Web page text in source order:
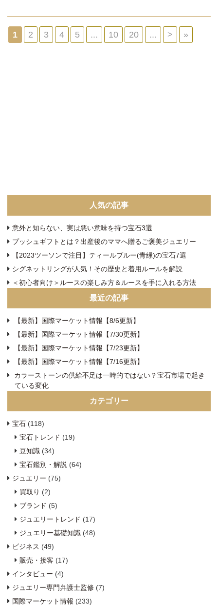
1 2 3 4 5 ... 10 20 ... > »
人気の記事
意外と知らない、実は悪い意味を持つ宝石3選
プッシュギフトとは？出産後のママへ贈るご褒美ジュエリー
【2023ツーソンで注目】ティールブルー(青緑)の宝石7選
シグネットリングが人気！その歴史と着用ルールを解説
＜初心者向け＞ルースの楽しみ方＆ルースを手に入れる方法
最近の記事
【最新】国際マーケット情報【8/6更新】
【最新】国際マーケット情報【7/30更新】
【最新】国際マーケット情報【7/23更新】
【最新】国際マーケット情報【7/16更新】
カラーストーンの供給不足は一時的ではない？宝石市場で起き
ている変化
カテゴリー
宝石 (118)
宝石トレンド (19)
豆知識 (34)
宝石鑑別・解説 (64)
ジュエリー (75)
買取り (2)
ブランド (5)
ジュエリートレンド (17)
ジュエリー基礎知識 (48)
ビジネス (49)
販売・接客 (17)
インタビュー (4)
ジュエリー専門弁護士監修 (7)
国際マーケット情報 (233)